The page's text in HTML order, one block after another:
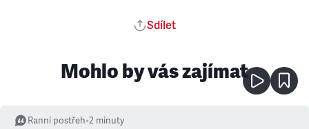
Sdílet
Mohlo by vás zajímat
Ranní postřeh•2 minuty